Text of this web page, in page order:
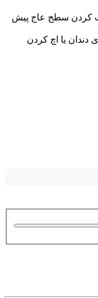
کردن سطح عاج پیش
دندان یا اچ کردن